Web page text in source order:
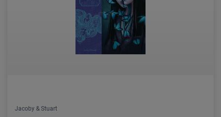
Jacoby & Stuart